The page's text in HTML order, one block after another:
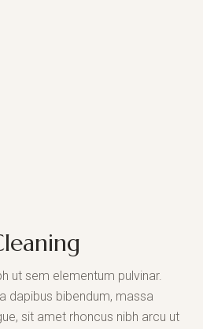
ut sem elementum pulvinar.
dapibus bibendum, massa
sit amet rhoncus nibh arcu ut